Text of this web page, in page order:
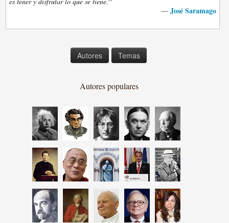
— José Saramago
Autores Temas
Autores populares